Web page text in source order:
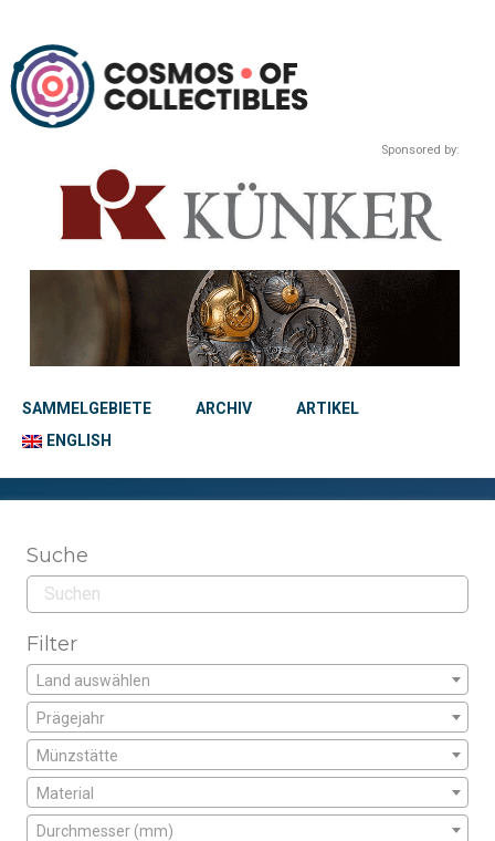
Sponsored by:
SAMMELGEBIETE ARCHIV
ARTIKEL
ENGLISH
Suche
Filter
Land auswählen
Prägejahr
Münzstätte
Material
Durchmesser (mm)